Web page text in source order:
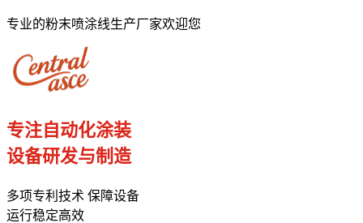
专业的粉末喷涂线生产厂家欢迎您
专注自动化涂装
设备研发与制造
多项专利技术 保障设备
运行稳定高效